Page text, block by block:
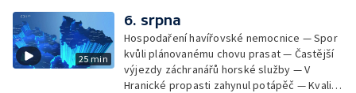
covidem — Úhyny ryb kvůli vysokým
teplotám — Problémy se zásobování vodou
v MS kraji nehrozí — testováním na
západonilskou horečku — Den židovských
památek
25 min
6. srpna
Hospodaření havířovské nemocnice — Spor
kvůli plánovanému chovu prasat — Častější
výjezdy záchranářů horské služby — V
Hranické propasti zahynul potápěč — Kvalita